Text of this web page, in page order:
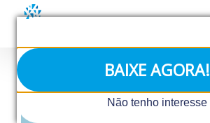
BAIXE AGORA!
Não tenho interesse
conteúdo
View
Larger